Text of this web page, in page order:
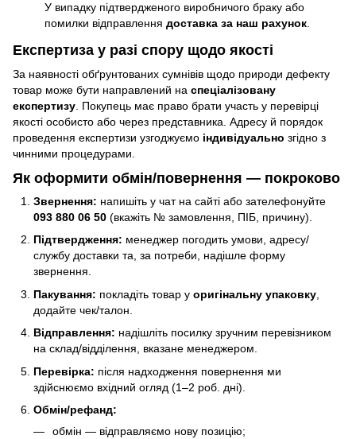
У випадку підтвердженого виробничого браку або
помилки відправлення доставка за наш рахунок
Експертиза у разі спору щодо якості
За наявності обґрунтованих сумнівів щодо природи дефекту
товар може бути направлений на спеціалізовану
експертизу . Покупець має право брати участь у перевірці
якості особисто або через представника. Адресу й порядок
проведення експертизи узгоджуємо індивідуально згідно з
чинними процедурами.
Як оформити обмін/повернення — покроково
Звернення: напишіть у чат на сайті або зателефонуйте
093 880 06 50 (вкажіть № замовлення, ПІБ, причину).
Підтвердження: менеджер погодить умови, адресу/
службу доставки та, за потреби, надішле форму
звернення.
Пакування: покладіть товар у оригінальну упаковку
додайте чек/талон.
Відправлення: надішліть посилку зручним перевізником
на склад/відділення, вказане менеджером.
Перевірка: після надходження повернення ми
здійснюємо вхідний огляд (1–2 роб. дні).
Обмін/рефанд:
обмін — відправляємо нову позицію;